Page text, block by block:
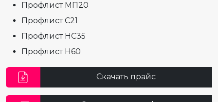
Профлист МП20
Профлист С21
Профлист НС35
Профлист Н60
Скачать прайс